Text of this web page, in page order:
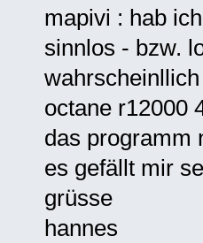
mapivi : hab
sinnlos - bzw.
octane r12000
das programm
es gefällt mir
grüsse
hannes